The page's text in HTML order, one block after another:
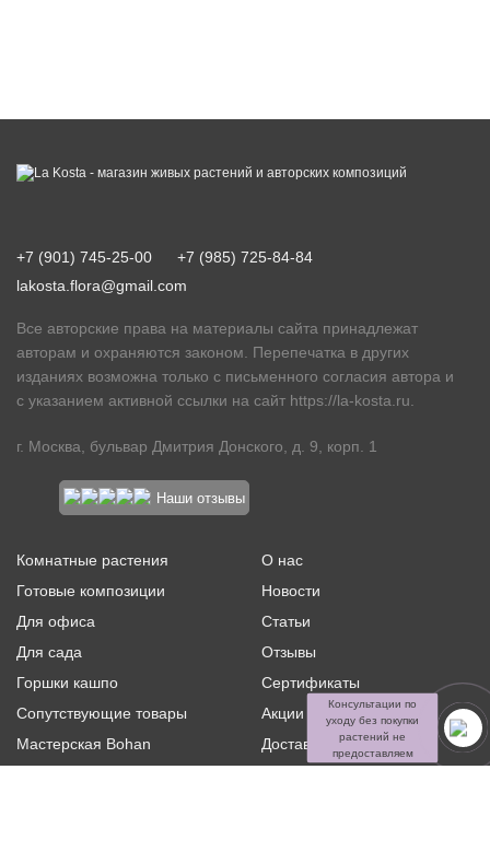
+7 (901) 745-25-00
+7 (985) 725-84-84
lakosta.flora@gmail.com
Все авторские права на материалы сайта принадлежат
авторам и охраняются законом. Перепечатка в других
изданиях возможна только с письменного согласия автора и
с указанием активной ссылки на сайт https://la-kosta.ru
г. Москва, бульвар Дмитрия Донского, д. 9, корп. 1
Наши отзывы
Комнатные растения
Готовые композиции
Для офиса
Для сада
Горшки кашпо
Сопутствующие товары
Мастерская Bohan
О нас
Новости
Статьи
Отзывы
Сертификаты
Акции и скидки
Доставка и оплата
Консультации по
уходу без покупки
растений не
предоставляем